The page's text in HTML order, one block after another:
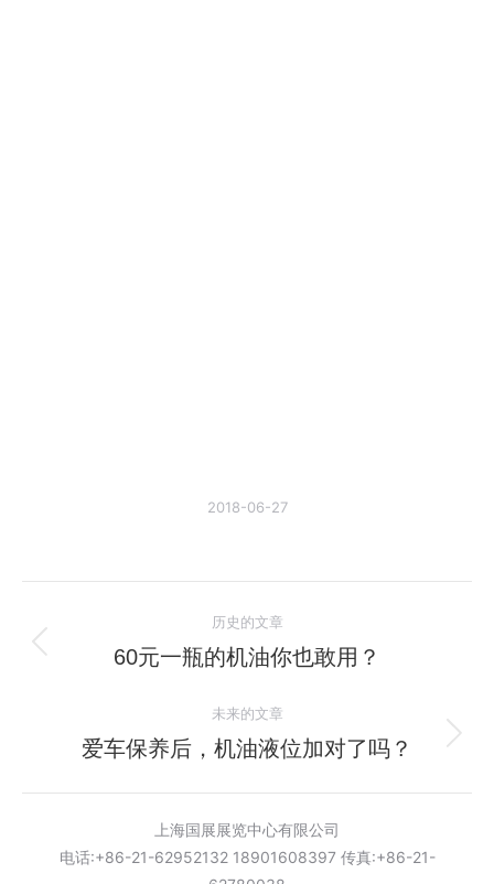
2018-06-27
章
历史的文章
历
的
文
60元一瓶的机油你也敢用？
未来的文章
未
文
章：
爱车保养后，机油液位加对了吗？
上海国展展览中心有限公司
电话:+86-21-62952132 18901608397 传真:+86-21-